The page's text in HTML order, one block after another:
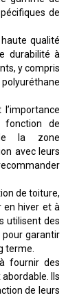
de
qualité
durabilité à
y compris
fonction de
la zone
avec leurs
de toiture,
en hiver et à
utilisent des
garantir
terme.
fournir des
Ils
de leurs